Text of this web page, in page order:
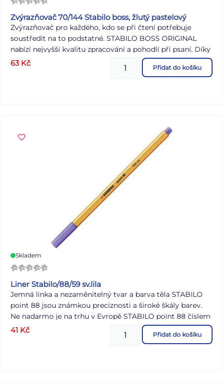
Zvýrazňovač 70/144 Stabilo boss, žlutý pastelový
Zvýrazňovač pro každého, kdo se při čtení potřebuje
soustředit na to podstatné. STABILO BOSS ORIGINAL
nabízí nejvyšší kvalitu zpracování a pohodlí při psaní. Díky
technologii STABILO Anti-Dry-Out nabízí čtyři hodiny
ochrany proti vysychání. Zvýrazňovač, který lze znovu
63 Kč Přidat do košíku
Skladem
Liner Stabilo/88/59 sv.lila
Jemná linka a nezaměnitelný tvar a barva těla STABILO
point 88 jsou známkou preciznosti a široké škály barev.
Ne nadarmo je na trhu v Evropě STABILO point 88 číslem
jedna. Jeho hrot zasazený do kovového pouzdra byl
nesčetněkrát zdrojem skvělých nápadů a důmyslných
41 Kč Přidat do košíku